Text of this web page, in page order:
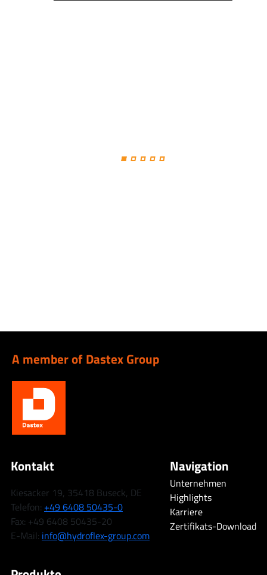
A member of Dastex Group
Kontakt
Kiesacker 19, 35418 Buseck, DE
Telefon: +49 6408 50435-0
Fax: +49 6408 50435-20
E-Mail: info@hydroflex-group.com
Navigation
Unternehmen
Highlights
Karriere
Zertifikats-Download